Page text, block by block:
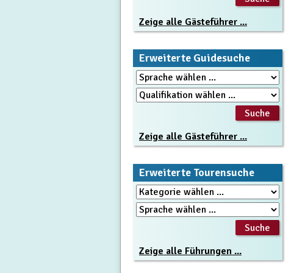
Zeige alle Gästeführer ...
Erweiterte Guidesuche
Zeige alle Gästeführer ...
Erweiterte Tourensuche
Zeige alle Führungen ...